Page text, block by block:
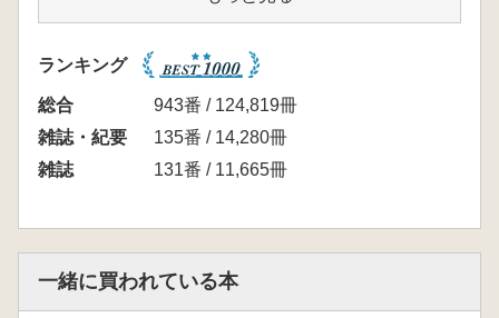
流入経路 S宇甕A・B類を中心に
<「新石器」弥生時代から「金属器」弥生時代
へ>
白谷朋世 長期編年下の石器流通の経済学
今井真由美 長期編年下の鉄器流通の経済学
森貴教 弥生時代における砥石使用形態の変
器・鉄器時代黎明期と金属器を持つ弥生文化と
ランキング
総合
943番 / 124,819冊
雑誌・紀要
135番 / 14,280冊
雑誌
131番 / 11,665冊
一緒に買われている本